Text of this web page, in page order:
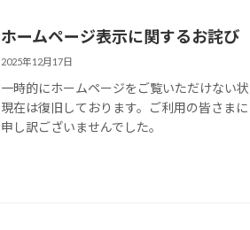
ホームページ表示に関するお詫び
2025年12月17日
一時的にホームページをご覧いただけない状
現在は復旧しております。ご利用の皆さま
申し訳ございませんでした。